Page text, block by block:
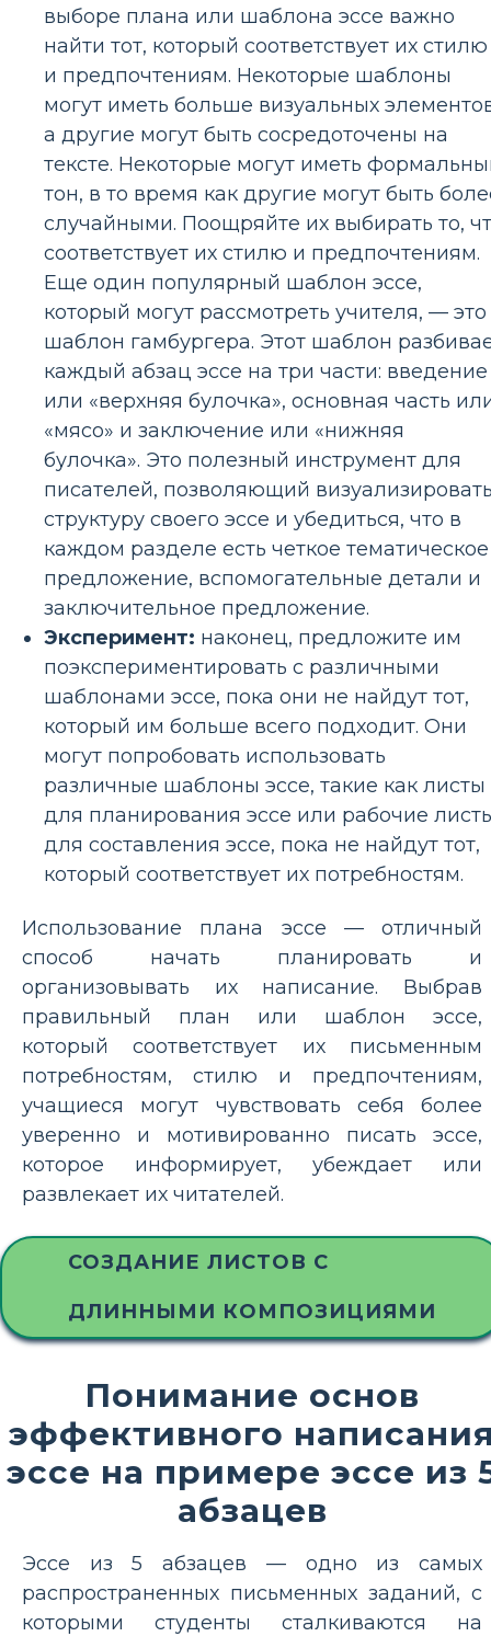
выборе плана или шаблона эссе важно
найти тот, который соответствует их стилю
и предпочтениям. Некоторые шаблоны
могут иметь больше визуальных
а другие могут быть сосредоточены на
тексте. Некоторые могут иметь
тон, в то время как другие могут быть
случайными. Поощряйте их выбирать то,
соответствует их стилю и предпочтениям.
Еще один популярный шаблон эссе,
который могут рассмотреть учителя, — это
шаблон гамбургера. Этот шаблон
каждый абзац эссе на три части: введение
или «верхняя булочка», основная часть
«мясо» и заключение или «нижняя
булочка». Это полезный инструмент для
писателей, позволяющий
структуру своего эссе и убедиться, что в
каждом разделе есть четкое тематическое
предложение, вспомогательные детали и
заключительное предложение.
Эксперимент: наконец, предложите им
поэкспериментировать с различными
шаблонами эссе, пока они не найдут тот,
который им больше всего подходит. Они
могут попробовать использовать
различные шаблоны эссе, такие как листы
для планирования эссе или рабочие
для составления эссе, пока не найдут тот,
который соответствует их потребностям.
Использование плана эссе — отличный
способ начать планировать и
организовывать их написание. Выбрав
правильный план или шаблон эссе,
который соответствует их письменным
потребностям, стилю и предпочтениям,
учащиеся могут чувствовать себя более
уверенно и мотивированно писать эссе,
которое информирует, убеждает или
развлекает их читателей.
СОЗДАНИЕ ЛИСТОВ С
ДЛИННЫМИ КОМПОЗИЦИЯМИ
Понимание основ
эффективного
эссе на примере эссе из
абзацев
Эссе из 5 абзацев — одно из самых
распространенных письменных заданий, с
которыми студенты сталкиваются на